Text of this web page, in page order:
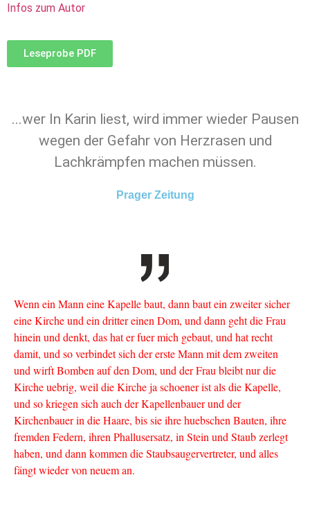
Infos zum Autor
Leseprobe PDF
...wer In Karin liest, wird immer wieder Pausen
wegen der Gefahr von Herzrasen und
Lachkrämpfen machen müssen.
Prager Zeitung
Wenn ein Mann eine Kapelle baut, dann baut ein zweiter sicher
eine Kirche und ein dritter einen Dom, und dann geht die Frau
hinein und denkt, das hat er fuer mich gebaut, und hat recht
damit, und so verbindet sich der erste Mann mit dem zweiten
und wirft Bomben auf den Dom, und der Frau bleibt nur die
Kirche uebrig, weil die Kirche ja schoener ist als die Kapelle,
und so kriegen sich auch der Kapellenbauer und der
Kirchenbauer in die Haare, bis sie ihre huebschen Bauten, ihre
fremden Federn, ihren Phallusersatz, in Stein und Staub zerlegt
haben, und dann kommen die Staubsaugervertreter, und alles
fängt wieder von neuem an.